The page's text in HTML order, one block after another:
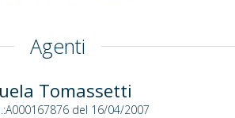
Agenti
Tomassetti
del 16/04/2007